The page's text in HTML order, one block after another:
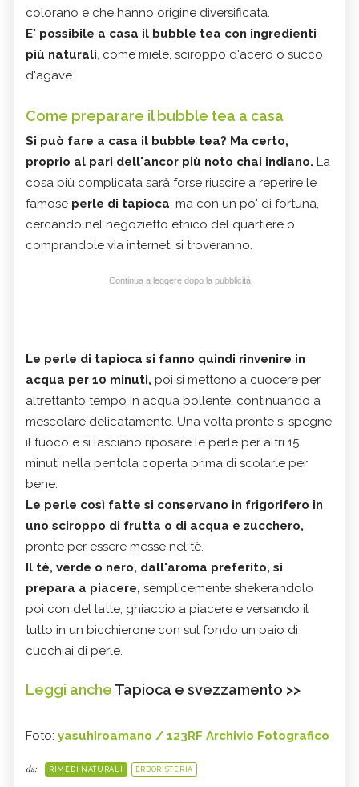
colorano e che hanno origine diversificata.
E' possibile a casa il bubble tea con ingredienti
più naturali, come miele, sciroppo d'acero o succo
d'agave.
Come preparare il bubble tea a casa
Si può fare a casa il bubble tea? Ma certo,
proprio al pari dell'ancor più noto chai indiano. La
cosa più complicata sarà forse riuscire a reperire le
famose perle di tapioca, ma con un po' di fortuna,
cercando nel negozietto etnico del quartiere o
comprandole via internet, si troveranno.
Continua a leggere dopo la pubblicità
Le perle di tapioca si fanno quindi rinvenire in
acqua per 10 minuti, poi si mettono a cuocere per
altrettanto tempo in acqua bollente, continuando a
mescolare delicatamente. Una volta pronte si spegne
il fuoco e si lasciano riposare le perle per altri 15
minuti nella pentola coperta prima di scolarle per
bene.
Le perle così fatte si conservano in frigorifero in
uno sciroppo di frutta o di acqua e zucchero,
pronte per essere messe nel tè.
Il tè, verde o nero, dall'aroma preferito, si
prepara a piacere, semplicemente shekerandolo
poi con del latte, ghiaccio a piacere e versando il
tutto in un bicchierone con sul fondo un paio di
cucchiai di perle.
Leggi anche Tapioca e svezzamento >>
Foto: yasuhiroamano / 123RF Archivio Fotografico
da: RIMEDI NATURALI ERBORISTERIA